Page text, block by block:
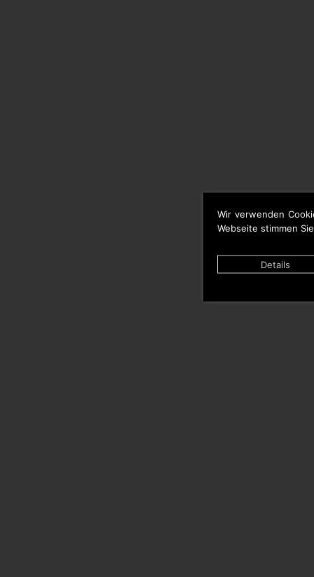
Wir verwenden
Webseite stimmen
Details